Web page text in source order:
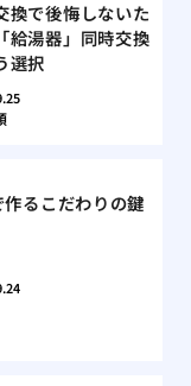
換で後悔しないた
給湯器」同時交換
選択
るこだわりの鍵